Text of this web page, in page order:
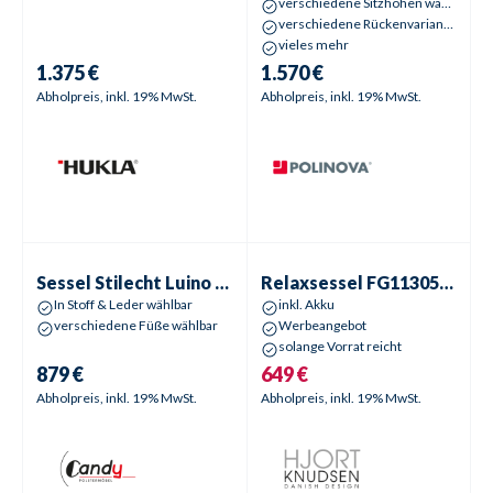
1.375 €
Abholpreis, inkl. 19% MwSt.
verschiedene Rückenvarianten wählbar
vieles mehr
1.570 €
Abholpreis, inkl. 19% MwSt.
Sessel Stilecht Luino | Lou
In Stoff & Leder wählbar
verschiedene Füße wählbar
879 €
Abholpreis, inkl. 19% MwSt.
Aktionspreis
Relaxsessel FG113052 2 | Melody
inkl. Akku
Werbeangebot
solange Vorrat reicht
649 €
Abholpreis, inkl. 19% MwSt.